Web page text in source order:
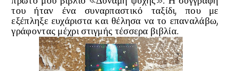
του ήταν ένα συναρπαστικό ταξίδι, που με
εξέπληξε ευχάριστα και θέλησα να το επαναλάβω,
γράφοντας μέχρι στιγμής τέσσερα βιβλία.